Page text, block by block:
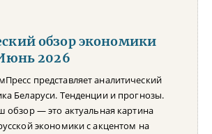
обзор экономики
2026
представляет аналитический
Беларуси. Тенденции и прогнозы.
обзор — это актуальная картина
экономики с акцентом на